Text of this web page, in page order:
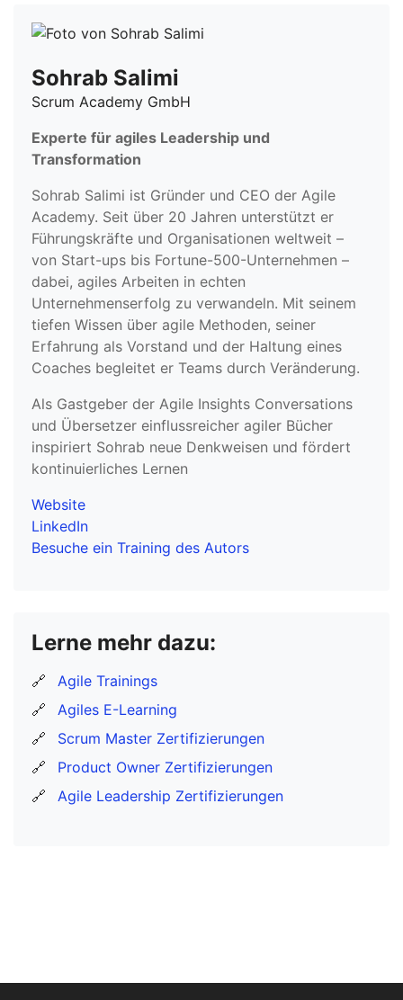
Sohrab Salimi
Scrum Academy GmbH
Experte für agiles Leadership und
Transformation
Sohrab Salimi ist Gründer und CEO der Agile
Academy. Seit über 20 Jahren unterstützt er
Führungskräfte und Organisationen weltweit –
von Start-ups bis Fortune-500-Unternehmen –
dabei, agiles Arbeiten in echten
Unternehmenserfolg zu verwandeln. Mit seinem
tiefen Wissen über agile Methoden, seiner
Erfahrung als Vorstand und der Haltung eines
Coaches begleitet er Teams durch Veränderung.
Als Gastgeber der Agile Insights Conversations
und Übersetzer einflussreicher agiler Bücher
inspiriert Sohrab neue Denkweisen und fördert
kontinuierliches Lernen
Website
LinkedIn
Besuche ein Training des Autors
Lerne mehr dazu:
🔗
Agile Trainings
🔗
Agiles E-Learning
🔗
Scrum Master Zertifizierungen
🔗
Product Owner Zertifizierungen
🔗
Agile Leadership Zertifizierungen